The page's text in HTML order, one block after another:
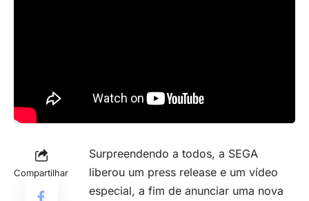
Compartilhar
Surpreendendo a todos, a SEGA
liberou um press release e um vídeo
especial, a fim de anunciar uma nova